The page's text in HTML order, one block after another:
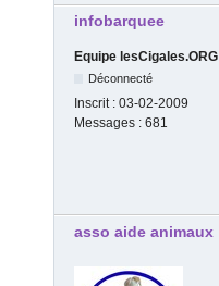
infobarquee
Equipe lesCigales.ORG
Déconnecté
Inscrit : 03-02-2009
Messages : 681
asso aide animaux